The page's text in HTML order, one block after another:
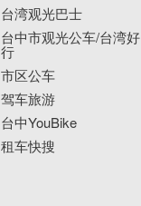
台湾观光巴士
台中市观光公车/台湾好
行
市区公车
驾车旅游
台中YouBike
租车快搜